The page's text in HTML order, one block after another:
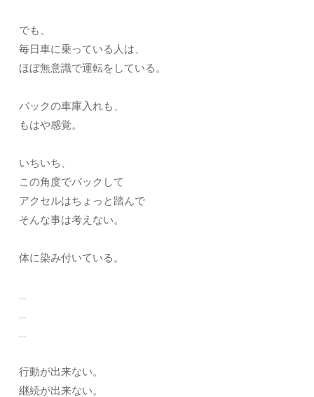
でも、
毎日車に乗っている人は、
ほぼ無意識で運転をしている。
バックの車庫入れも、
もはや感覚。
いちいち、
この角度でバックして
アクセルはちょっと踏んで
そんな事は考えない。
体に染み付いている。
…
…
…
行動が出来ない。
継続が出来ない。